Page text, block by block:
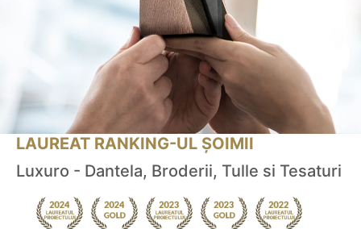
LAUREAT RANKING-UL ȘOIMII
Luxuro - Dantela, Broderii, Tulle si Tesaturi